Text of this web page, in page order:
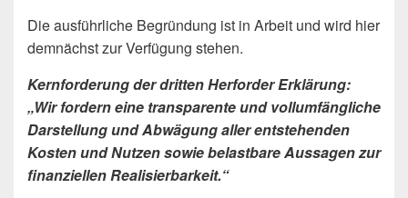
Die ausführliche Begründung ist in Arbeit und wird hier
demnächst zur Verfügung stehen.
Kernforderung der dritten Herforder Erklärung:
„Wir fordern eine transparente und vollumfängliche
Darstellung und Abwägung aller entstehenden
Kosten und Nutzen sowie belastbare Aussagen zur
finanziellen Realisierbarkeit.“